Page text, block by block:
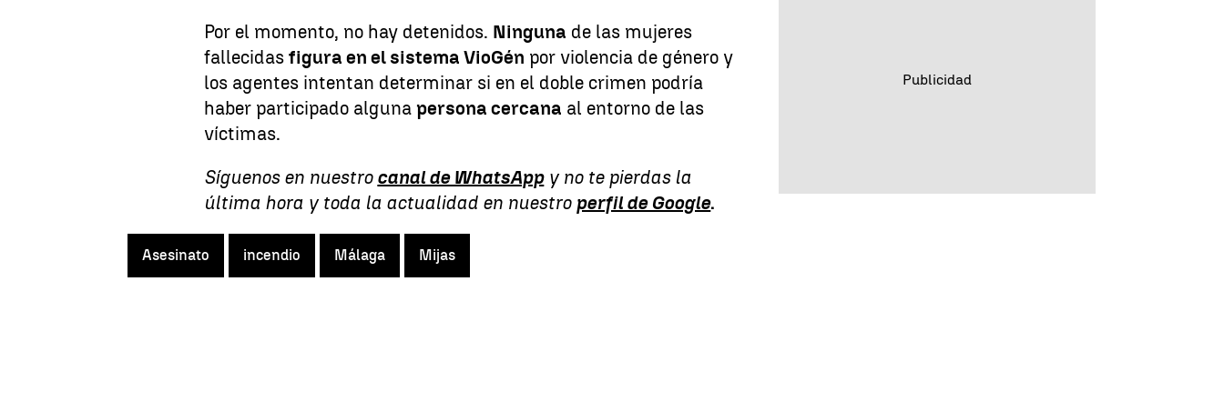
Por el momento, no hay detenidos. Ninguna de las mujeres
fallecidasfigura en el sistema VioGén por violencia de género y
los agentes intentan determinar si en el doble crimen podría
haber participado algunapersona cercana al entorno de las
víctimas.
Síguenos en nuestro canal de WhatsAppy no te pierdas la
última hora y toda la actualidad en nuestro perfil de Google.
Asesinato incendio Málaga Mijas